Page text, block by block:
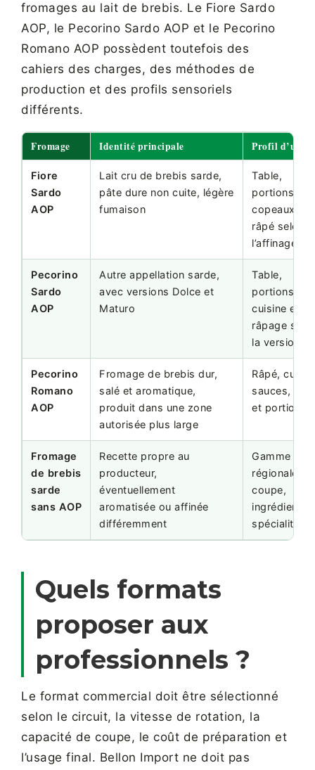
fromages au lait de brebis. Le Fiore Sardo
AOP, le Pecorino Sardo AOP et le Pecorino
Romano AOP possèdent toutefois des
cahiers des charges, des méthodes de
production et des profils sensoriels
différents.
Fromage Identité principale Profil d’usage
Fiore
Sardo
AOP
Lait cru de brebis sarde,
pâte dure non cuite, légère
fumaison
Table,
portions,
copeaux ou
râpé selon
l’affinage
Pecorino
Sardo
AOP
Autre appellation sarde,
avec versions Dolce et
Maturo
Table,
portions,
cuisine et
râpage
la version
Pecorino
Romano
AOP
Fromage de brebis dur,
salé et aromatique,
produit dans une zone
autorisée plus large
Râpé,
sauces,
et portions
Fromage
de brebis
sarde
sans AOP
Recette propre au
producteur,
éventuellement
aromatisée ou affinée
différemment
Gamme
régionale,
coupe,
ingrédients
spécialités
Quels formats
proposer aux
professionnels ?
Le format commercial doit être sélectionné
selon le circuit, la vitesse de rotation, la
capacité de coupe, le coût de préparation et
l’usage final. Bellon Import ne doit pas